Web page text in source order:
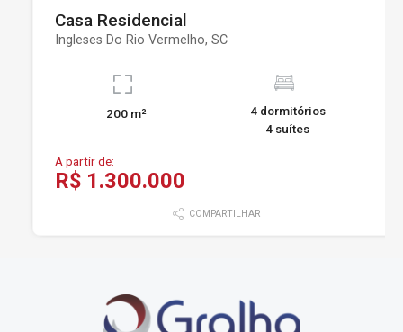
Casa Residencial
Ingleses Do Rio Vermelho, SC
200 m²
4 dormitórios
4 suítes
A partir de:
R$ 1.300.000
COMPARTILHAR